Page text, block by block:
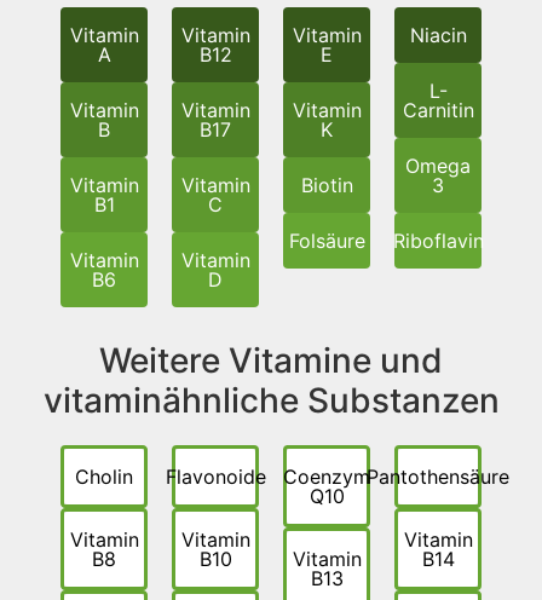
Vitamin
A
Vitamin
B
Vitamin
B1
Vitamin
B6
Vitamin
B12
Vitamin
B17
Vitamin
C
Vitamin
D
Vitamin
E
Vitamin
K
Biotin
Folsäure
Niacin
L-
Carnitin
Omega
3
Riboflavin
Weitere Vitamine und
vitaminähnliche Substanzen
Cholin
Vitamin
B8
Flavonoide
Vitamin
B10
Coenzym
Q10
Vitamin
B13
Pantothensäure
Vitamin
B14